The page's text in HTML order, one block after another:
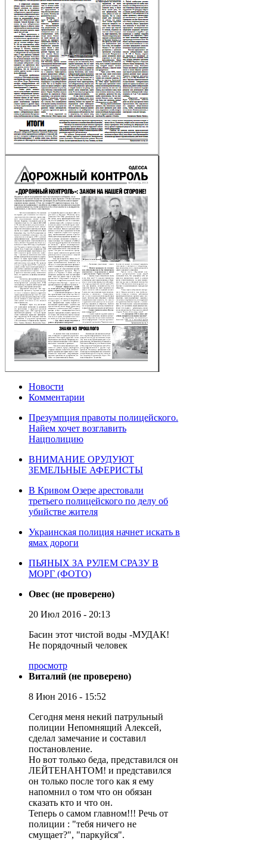
Новости
Комментарии
Презумпция правоты полицейского.
Найем хочет возглавить
Нацполицию
ВНИМАНИЕ ОРУДУЮТ
ЗЕМЕЛЬНЫЕ АФЕРИСТЫ
В Кривом Озере арестовали
третьего полицейского по делу об
убийстве жителя
Украинская полиция начнет искать в
ямах дороги
ПЬЯНЫХ ЗА РУЛЕМ СРАЗУ В
МОРГ (ФОТО)
Овес (не проверено)
20 Июл 2016 - 20:13
Басин этот чистой воды -МУДАК!
Не порядочный человек
просмотр
Виталий (не проверено)
8 Июн 2016 - 15:52
Сегодня меня некий патрульный
полиции Непомнящий Алексей,
сделал замечание и составил
постановление.
Но вот только беда, представился он
ЛЕЙТЕНАНТОМ! и представился
он только после того как я ему
напомнил о том что он обязан
сказать кто и что он.
Теперь о самом главном!!! Речь от
полиции : "тебя ничего не
смущает?", "паркуйся".